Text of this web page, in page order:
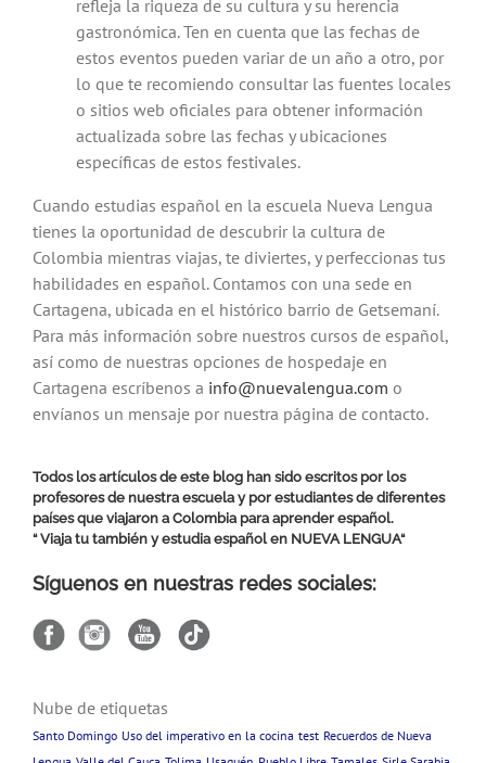
refleja la riqueza de su cultura y su herencia
gastronómica.Ten en cuenta que las fechas de
estos eventos pueden variar de un año a otro, por
lo que te recomiendo consultar las fuentes locales
o sitios web oficiales para obtener información
actualizada sobre las fechas y ubicaciones
específicas de estos festivales.
Cuando estudias español en la escuela Nueva Lengua
tienes la oportunidad de descubrir la cultura de
Colombia mientras viajas, te diviertes, y perfeccionas tus
habilidades en español. Contamos con una sede en
Cartagena, ubicada en el histórico barrio de Getsemaní.
Para más información sobre nuestros cursos de español,
así como de nuestras opciones de hospedaje en
Cartagena escríbenos a info@nuevalengua.com o
envíanos un mensaje por nuestra página de contacto.
Todos los artículos de este blog han sido escritos por los
profesores de nuestra escuela y por estudiantes de diferentes
países que viajaron a Colombia para aprender español.
“ Viaja tu también y estudia español en NUEVA LENGUA“
Síguenos en nuestras redes sociales:
Nube de etiquetas
Santo Domingo Uso del imperativo en la cocina test Recuerdos de Nueva